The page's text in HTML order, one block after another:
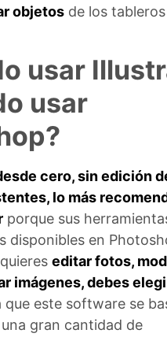
objetos de los
usar
usar
cero, sin edición
lo más
porque sus
disponibles en
editar fotos,
imágenes, debes
que este software se
gran cantidad de